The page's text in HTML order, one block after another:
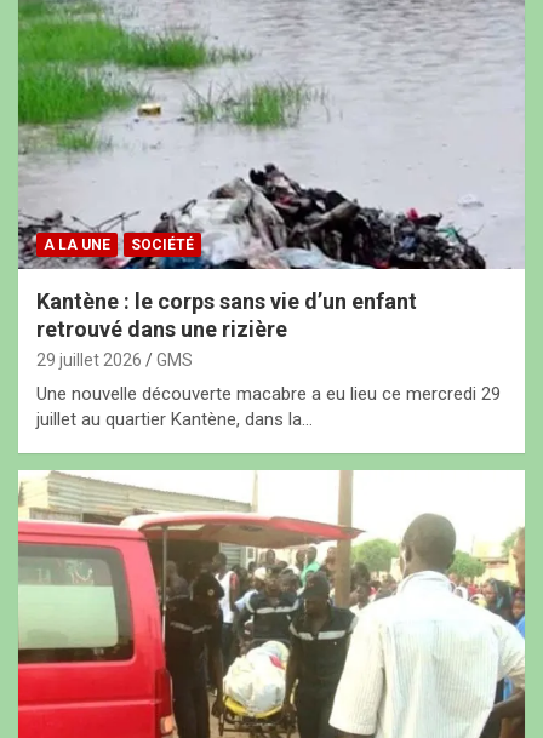
A LA UNE SOCIÉTÉ
Kantène : le corps sans vie d’un enfant
retrouvé dans une rizière
29 juillet 2026 GMS
Une nouvelle découverte macabre a eu lieu ce mercredi 29
juillet au quartier Kantène, dans la…